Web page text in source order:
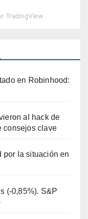
TradingView
en Robinhood:
al hack de
consejos clave
por la situación en
(-0,85%). S&P